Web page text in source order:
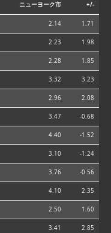
ニューヨーク市 +/-
2.14 1.71
2.23 1.98
2.28 1.85
3.32 3.23
2.96 2.08
3.47 -0.68
4.40 -1.52
3.10 -1.24
3.76 -0.56
4.10 2.35
2.50 1.60
3.41 2.85